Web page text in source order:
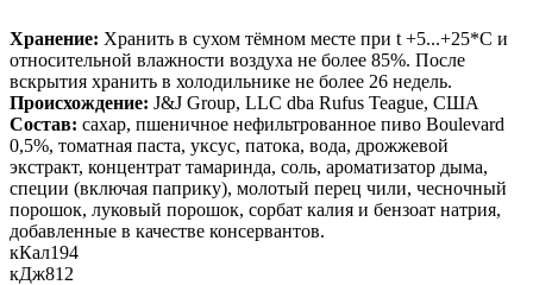
Хранение: Хранить в сухом тёмном месте при t +5...+25*C и
относительной влажности воздуха не более 85%. После
вскрытия хранить в холодильнике не более 26 недель.
Происхождение: J&J Group, LLC dba Rufus Teague, США
Состав: сахар, пшеничное нефильтрованное пиво Boulevard
0,5%, томатная паста, уксус, патока, вода, дрожжевой
экстракт, концентрат тамаринда, соль, ароматизатор дыма,
специи (включая паприку), молотый перец чили, чесночный
порошок, луковый порошок, сорбат калия и бензоат натрия,
добавленные в качестве консервантов.
кКал194
кДж812